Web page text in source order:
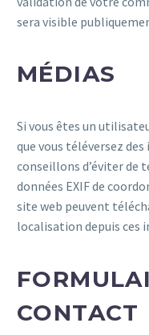
sera visible
MÉDIAS
Si vous êtes un
que vous téléversez
conseillons d’éviter de
données EXIF de
site web peuvent
localisation depuis ces
CONTACT